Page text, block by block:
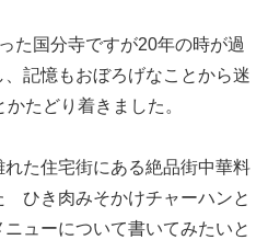
た国分寺ですが20年の時が過
記憶もおぼろげなことから迷
たどり着きました。
た住宅街にある絶品街中華料
き肉みそかけチャーハンと
ューについて書いてみたいと